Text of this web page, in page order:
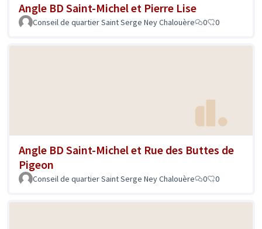
Angle BD Saint-Michel et Pierre Lise
Conseil de quartier Saint Serge Ney Chalouère 0 0
Angle BD Saint-Michel et Rue des Buttes de
Pigeon
Conseil de quartier Saint Serge Ney Chalouère 0 0